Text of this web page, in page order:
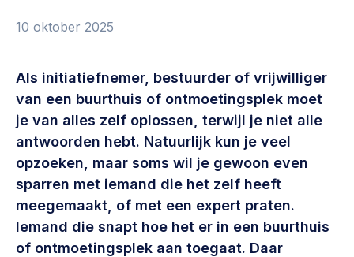
Bestuur, horeca, evenementen, verhuur en communicatie >
Vrijwilligers en medewerkers
Werving, contracten en vergoedingen, betaalde krachten
>
Eigen gebouw
Huren of kopen, maatschappelijk vastgoed,
ontmoetingsplekken >
Sociaal ondernemen
Bewonersbedrijf starten, ondernemingsplan maken >
Opinie
Bijeenkomsten
Team
Lid worden
Vraag stellen
030 231 7511
10 oktober 2025
Als initiatiefnemer, bestuurder of vrijwilliger
van een buurthuis of ontmoetingsplek moet
je van alles zelf oplossen, terwijl je niet alle
antwoorden hebt. Natuurlijk kun je veel
opzoeken, maar soms wil je gewoon even
sparren met iemand die het zelf heeft
meegemaakt, of met een expert praten.
Iemand die snapt hoe het er in een buurthuis
of ontmoetingsplek aan toegaat. Daar